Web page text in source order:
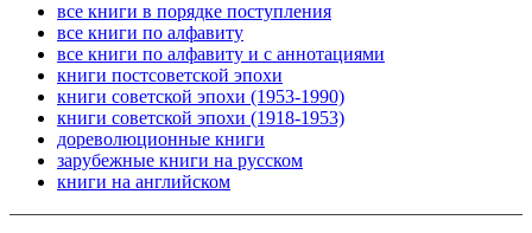
все книги в порядке поступления
все книги по алфавиту
все книги по алфавиту и с аннотациями
книги постсоветской эпохи
книги советской эпохи (1953-1990)
книги советской эпохи (1918-1953)
дореволюционные книги
зарубежные книги на русском
книги на английском